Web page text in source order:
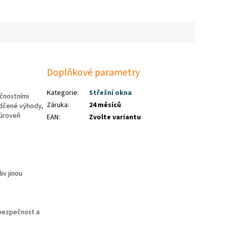
výhody,
jinou
a
Doplňkové parametry
Kategorie:
Střešní okna
Záruka:
24 měsíců
EAN: Zvolte variantu